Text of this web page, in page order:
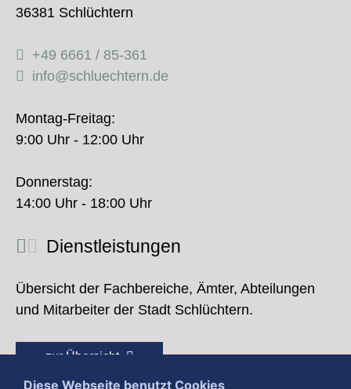
36381 Schlüchtern
+49 6661 / 85-361
info@schluechtern.de
Montag-Freitag:
9:00 Uhr - 12:00 Uhr
Donnerstag:
14:00 Uhr - 18:00 Uhr
Dienstleistungen
Übersicht der Fachbereiche, Ämter, Abteilungen
und Mitarbeiter der Stadt Schlüchtern.
zur Übersicht
Diese Webseite benutzt Cookies